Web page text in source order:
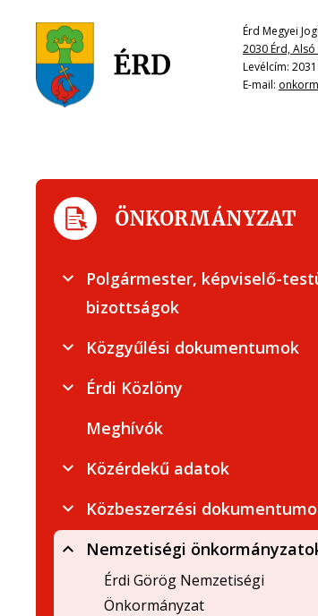
Érd Megyei
2030 Érd, Alsó
Levélcím:
E-mail:
ÖNKORMÁNYZAT
Polgármester, képviselő-
bizottságok
Közgyűlési dokumentumok
Érdi Közlöny
Meghívók
Közérdekű adatok
Közbeszerzési
Nemzetiségi
Érdi Görög Nemzetiségi
Önkormányzat